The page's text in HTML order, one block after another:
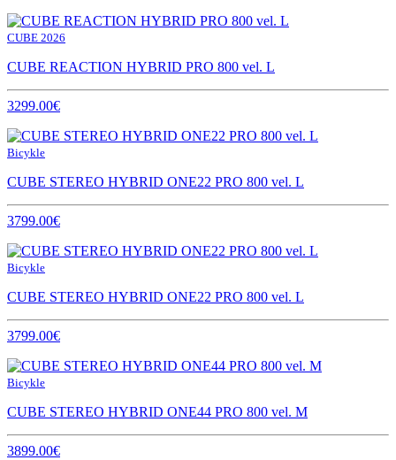
CUBE 2026
CUBE REACTION HYBRID PRO 800 vel. L
3299.00€
Bicykle
CUBE STEREO HYBRID ONE22 PRO 800 vel. L
3799.00€
Bicykle
CUBE STEREO HYBRID ONE22 PRO 800 vel. L
3799.00€
Bicykle
CUBE STEREO HYBRID ONE44 PRO 800 vel. M
3899.00€